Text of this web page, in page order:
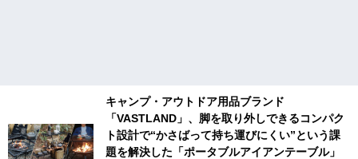
キャンプ・アウトドア用品ブランド
「VASTLAND」、脚を取り外しできるコンパク
ト設計で“かさばって持ち運びにくい”という課
題を解決した「ポータブルアイアンテーブル」